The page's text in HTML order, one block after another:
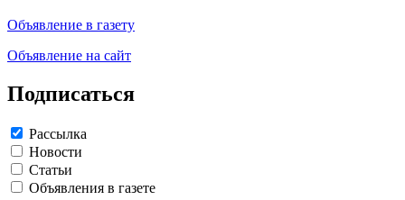
Объявление в газету
Объявление на сайт
Подписаться
Рассылка
Новости
Статьи
Объявления в газете